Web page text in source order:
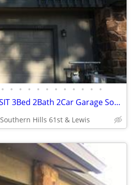
• • • • • • • • • • • •
CLEAN ECT. FOR DEPOSIT 3Bed 2Bath 2Car Garage Southern Hills Home 🏆👌
Southern Hills 61st & Lewis